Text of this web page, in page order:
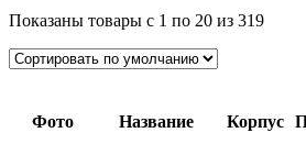
Показаны товары с 1 по 20 из 319
Фото Название Корпус